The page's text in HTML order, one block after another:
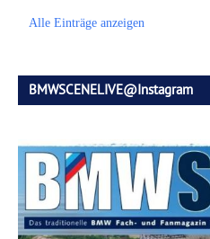
Alle Einträge anzeigen
BMWSCENELIVE@Instagram